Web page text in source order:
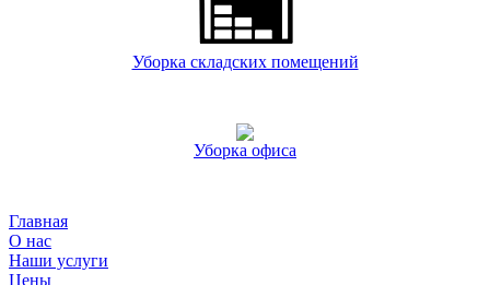
Уборка складских помещений
Уборка офиса
Главная
О нас
Наши услуги
Цены